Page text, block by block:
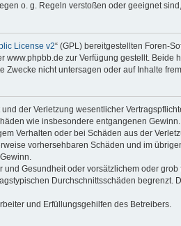
o. g. Regeln verstoßen oder geeignet
License v2“ (GPL) bereitgestellten Foren-
zur Verfügung gestellt. Beide
nicht untersagen oder auf Inhalte
der Verletzung wesentlicher
wie insbesondere entgangenen Gewinn.
Verhalten oder bei Schäden aus der
vorhersehbaren Schäden und im
Gesundheit oder vorsätzlichem oder
Durchschnittsschäden begrenzt.
und Erfüllungsgehilfen des Betreibers.